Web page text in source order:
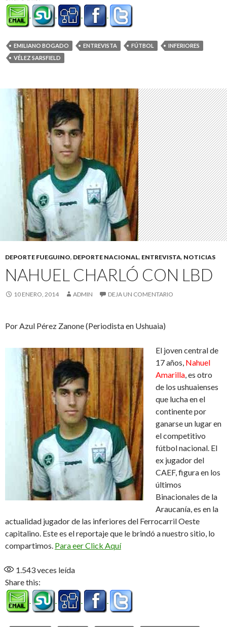
EMILIANO BOGADO ENTREVISTA FÚTBOL
INFERIORES
VÉLEZ SARSFIELD
DEPORTE FUEGUINO, DEPORTE NACIONAL, ENTREVISTA, NOTICIAS
NAHUEL CHARLÓ CON LBD
10 ENERO, 2014 ADMIN DEJA UN COMENTARIO
Por Azul Pérez Zanone (Periodista en Ushuaia)
El joven central de
17 años, Nahuel
Amarilla, es otro
de los ushuaienses
que lucha en el
continente por
ganarse un lugar en
el competitivo
fútbol nacional. El
ex jugador del
CAEF, figura en los
últimos
Binacionales de la
Araucanía, es en la
actualidad jugador de las inferiores del Ferrocarril Oeste
capitalino. Este es el reportaje que le brindó a nuestro sitio, lo
compartimos. Para eer Click Aquí
1.543veces leída
Share this: